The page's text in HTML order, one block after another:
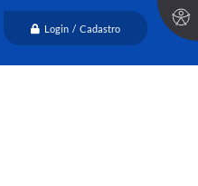
Login / Cadastro